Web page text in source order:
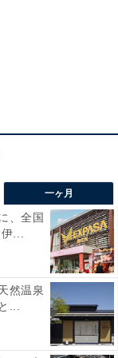
一ヶ月
、全国
...
然温泉
...